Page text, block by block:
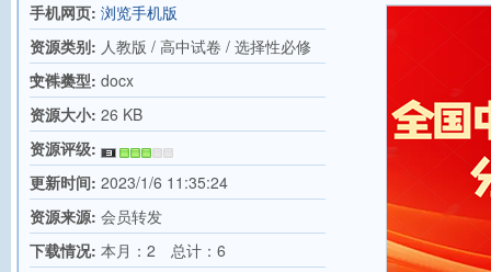
手机网页: 浏览手机版
资源类别: 人教版 / 高中试卷 / 选择性必修
中试卷
文件类型: docx
资源大小: 26 KB
资源评级:
更新时间: 2023/1/6 11:35:24
资源来源: 会员转发
下载情况: 本月：2 总计：6